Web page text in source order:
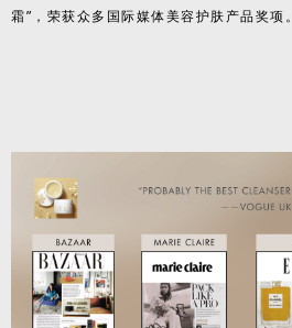
霜”，荣获众多国际媒体美容护肤产品奖项。